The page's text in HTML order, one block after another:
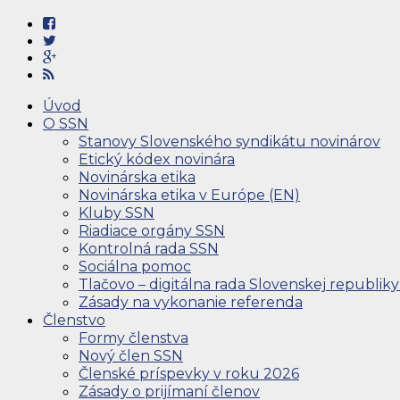
Úvod
O SSN
Stanovy Slovenského syndikátu novinárov
Etický kódex novinára
Novinárska etika
Novinárska etika v Európe (EN)
Kluby SSN
Riadiace orgány SSN
Kontrolná rada SSN
Sociálna pomoc
Tlačovo – digitálna rada Slovenskej republiky
Zásady na vykonanie referenda
Členstvo
Formy členstva
Nový člen SSN
Členské príspevky v roku 2026
Zásady o prijímaní členov